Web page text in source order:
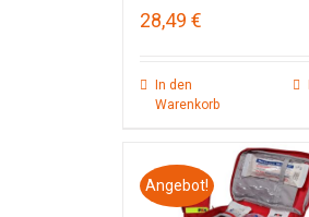
28,49 €
In den
Warenkorb
Angebot!